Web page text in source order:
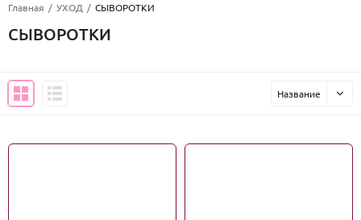
Главная / УХОД / СЫВОРОТКИ
СЫВОРОТКИ
Название